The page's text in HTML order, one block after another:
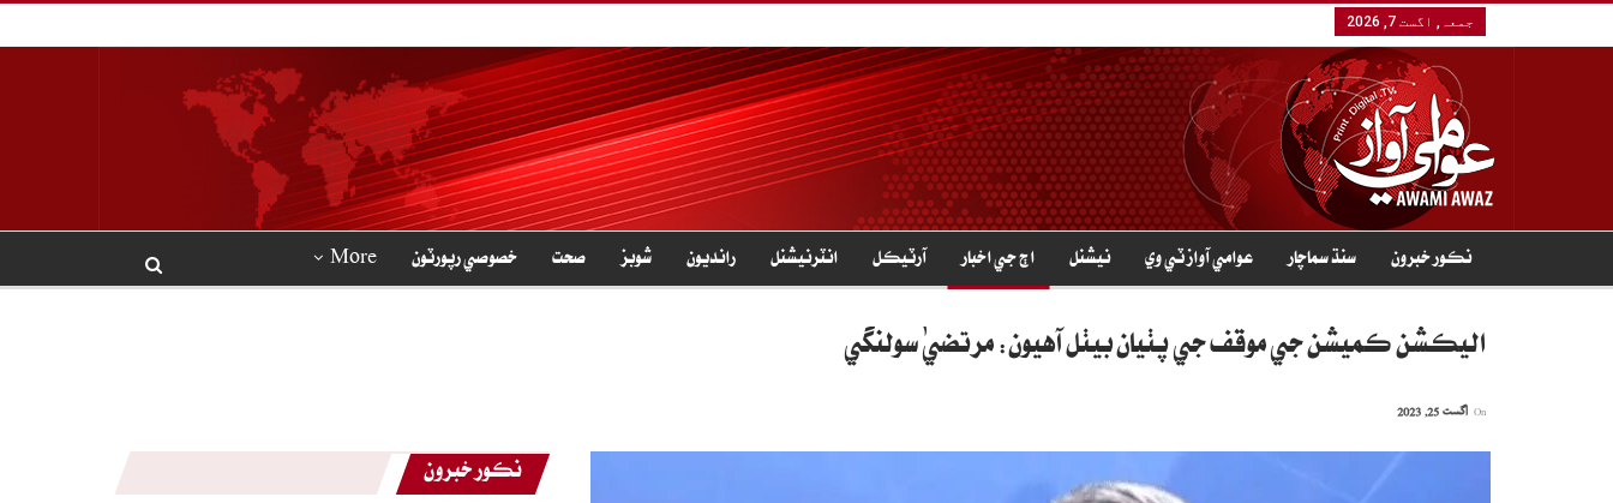
جمعہ, اگست 7, 2026
نڪور خبرون سنڌ سماچار عوامي آواز ٽي وي نيشنل اڄ جي اخبار آرٽيڪل انٽرنيشنل رانديون شوبز صحت خصوصي رپورٽون More
اليڪشن ڪميشن جي موقف جي پٺيان بيٺل آهيون: مرتضيٰ سولنگي
اگست 25, 2023
نڪور خبرون